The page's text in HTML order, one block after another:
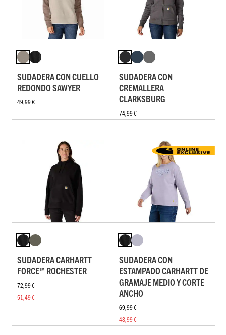
SUDADERA CON CUELLO
REDONDO SAWYER
49,99 €
SUDADERA CON
CREMALLERA
CLARKSBURG
74,99 €
SUDADERA CARHARTT
FORCE™ ROCHESTER
72,99 €
51,49 €
SUDADERA CON
ESTAMPADO CARHARTT DE
GRAMAJE MEDIO Y CORTE
ANCHO
69,99 €
48,99 €